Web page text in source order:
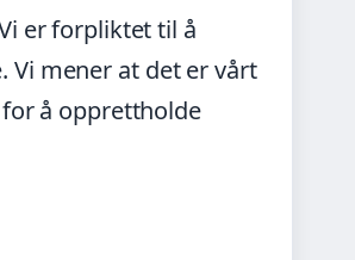
er forpliktet til å
Vi mener at det er vårt
å opprettholde